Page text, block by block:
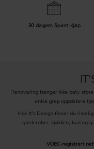
30 dagers åpent kjøp
Renovering trenger ikke bety
enkle grep oppdatere
Hos It's Design finner du
garderober, kjøkken, bad og
VOEC-registrert